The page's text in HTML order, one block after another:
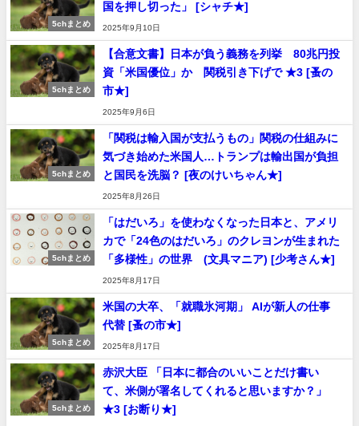
5chまとめ
国を押し切った」 [シャチ★]
2025年9月10日
5chまとめ
【合意文書】日本が負う義務を列挙 80兆円投
資「米国優位」か 関税引き下げで ★3 [蚤の
市★]
2025年9月6日
5chまとめ
「関税は輸入国が支払うもの」関税の仕組みに
気づき始めた米国人…トランプは輸出国が負担
と国民を洗脳？ [夜のけいちゃん★]
2025年8月26日
5chまとめ
「はだいろ」を使わなくなった日本と、アメリ
カで「24色のはだいろ」のクレヨンが生まれた
「多様性」の世界 (文具マニア) [少考さん★]
2025年8月17日
5chまとめ
米国の大卒、「就職氷河期」 AIが新人の仕事
代替 [蚤の市★]
2025年8月17日
5chまとめ
赤沢大臣 「日本に都合のいいことだけ書い
て、米側が署名してくれると思いますか？」
★3 [お断り★]